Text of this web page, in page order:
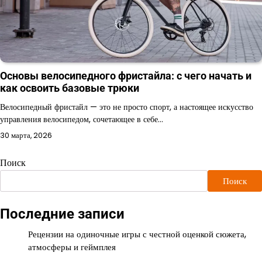
Основы велосипедного фристайла: с чего начать и
как освоить базовые трюки
Велосипедный фристайл — это не просто спорт, а настоящее искусство
управления велосипедом, сочетающее в себе…
30 марта, 2026
Поиск
Поиск
Последние записи
Рецензии на одиночные игры с честной оценкой сюжета,
атмосферы и геймплея